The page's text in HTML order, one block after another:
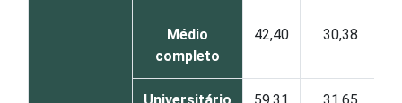
Médio
completo
42,40 30,38